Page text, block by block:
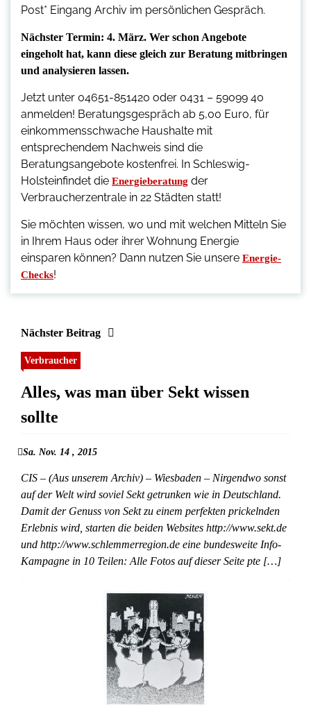
Post* Eingang Archiv im persönlichen Gespräch.
Nächster Termin: 4. März. Wer schon Angebote
eingeholt hat, kann diese gleich zur Beratung mitbringen
und analysieren lassen.
Jetzt unter 04651-851420 oder 0431 – 59099 40
anmelden! Beratungsgespräch ab 5,00 Euro, für
einkommensschwache Haushalte mit
entsprechendem Nachweis sind die
Beratungsangebote kostenfrei. In Schleswig-
Holsteinfindet die Energieberatung der
Verbraucherzentrale in 22 Städten statt!
Sie möchten wissen, wo und mit welchen Mitteln Sie
in Ihrem Haus oder ihrer Wohnung Energie
einsparen können? Dann nutzen Sie unsere Energie-
Checks!
Nächster Beitrag
Verbraucher
Alles, was man über Sekt wissen
sollte
Sa. Nov. 14 , 2015
CIS – (Aus unserem Archiv) – Wiesbaden – Nirgendwo sonst
auf der Welt wird soviel Sekt getrunken wie in Deutschland.
Damit der Genuss von Sekt zu einem perfekten prickelnden
Erlebnis wird, starten die beiden Websites http://www.sekt.de
und http://www.schlemmerregion.de eine bundesweite Info-
Kampagne in 10 Teilen: Alle Fotos auf dieser Seite pte […]